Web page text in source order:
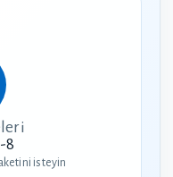
8
isteyin